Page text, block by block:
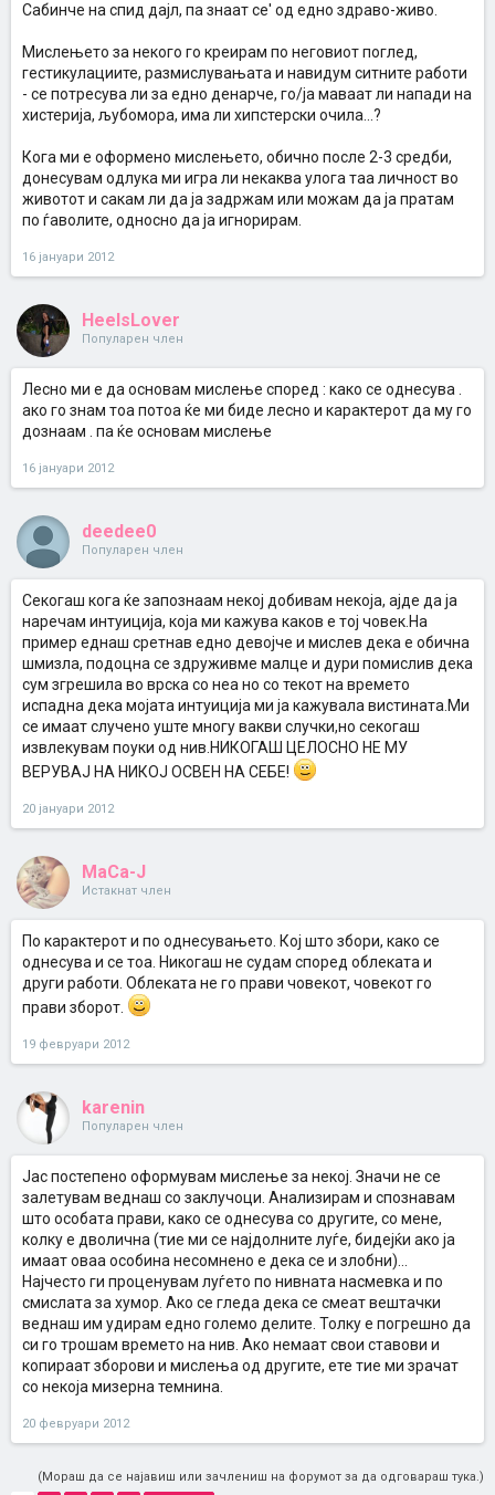
Сабинче на спид дајл, па знаат се' од едно здраво-живо.
Мислењето за некого го креирам по неговиот поглед,
гестикулациите, размислувањата и навидум ситните работи
- се потресува ли за едно денарче, го/ја маваат ли напади на
хистерија, љубомора, има ли хипстерски очила...?
Кога ми е оформено мислењето, обично после 2-3 средби,
донесувам одлука ми игра ли некаква улога таа личност во
животот и сакам ли да ја задржам или можам да ја пратам
по ѓаволите, односно да ја игнорирам.
16 јануари 2012
HeelsLover
Популарен член
Лесно ми е да основам мислење според : како се однесува .
ако го знам тоа потоа ќе ми биде лесно и карактерот да му го
дознаам . па ќе основам мислење
16 јануари 2012
deedee0
Популарен член
Секогаш кога ќе запознаам некој добивам некоја, ајде да ја
наречам интуиција, која ми кажува каков е тој човек.На
пример еднаш сретнав едно девојче и мислев дека е обична
шмизла, подоцна се здруживме малце и дури помислив дека
сум згрешила во врска со неа но со текот на времето
испадна дека мојата интуиција ми ја кажувала вистината.Ми
се имаат случено уште многу вакви случки,но секогаш
извлекувам поуки од нив.НИКОГАШ ЦЕЛОСНО НЕ МУ
ВЕРУВАЈ НА НИКОЈ ОСВЕН НА СЕБЕ!
20 јануари 2012
MaCa-J
Истакнат член
По карактерот и по однесувањето. Кој што збори, како се
однесува и се тоа. Никогаш не судам според облеката и
други работи. Облеката не го прави човекот, човекот го
прави зборот.
19 февруари 2012
karenin
Популарен член
Јас постепено оформувам мислење за некој. Значи не се
залетувам веднаш со заклучоци. Анализирам и спознавам
што особата прави, како се однесува со другите, со мене,
колку е дволична (тие ми се најдолните луѓе, бидејќи ако ја
имаат оваа особина несомнено е дека се и злобни)...
Најчесто ги проценувам луѓето по нивната насмевка и по
смислата за хумор. Ако се гледа дека се смеат вештачки
веднаш им удирам едно големо делите. Толку е погрешно да
си го трошам времето на нив. Ако немаат свои ставови и
копираат зборови и мислења од другите, ете тие ми зрачат
со некоја мизерна темнина.
20 февруари 2012
(Мораш да се најавиш или зачлениш на форумот за да одговараш тука.)